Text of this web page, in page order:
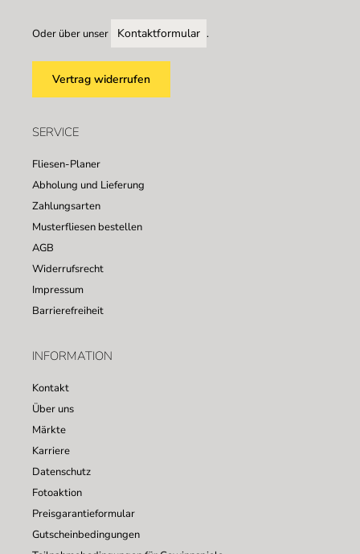
Oder über unser Kontaktformular .
Vertrag widerrufen
SERVICE
Fliesen-Planer
Abholung und Lieferung
Zahlungsarten
Musterfliesen bestellen
AGB
Widerrufsrecht
Impressum
Barrierefreiheit
INFORMATION
Kontakt
Über uns
Märkte
Karriere
Datenschutz
Fotoaktion
Preisgarantieformular
Gutscheinbedingungen